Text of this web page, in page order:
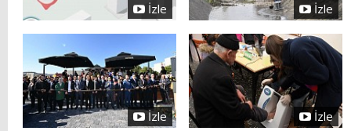
İzle İzle
İzle İzle